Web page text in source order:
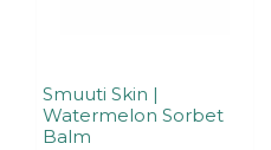
Smuuti Skin |
Watermelon Sorbet
Balm